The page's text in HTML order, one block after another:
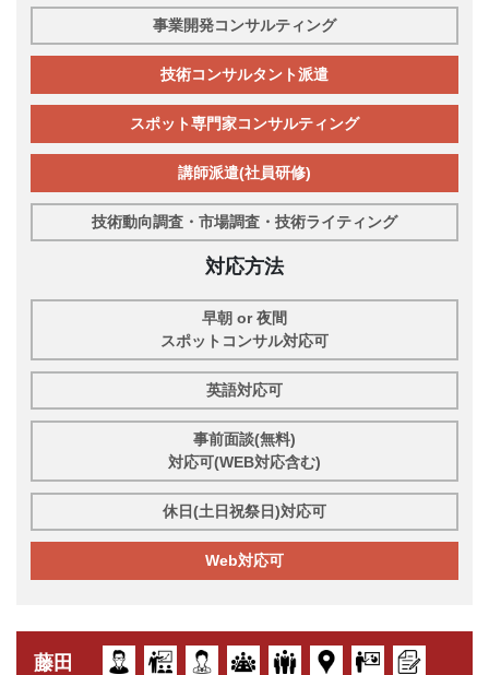
事業開発コンサルティング
技術コンサルタント派遣
スポット専門家コンサルティング
講師派遣(社員研修)
技術動向調査・市場調査・技術ライティング
対応方法
早朝 or 夜間
スポットコンサル対応可
英語対応可
事前面談(無料)
対応可(WEB対応含む)
休日(土日祝祭日)対応可
Web対応可
藤田